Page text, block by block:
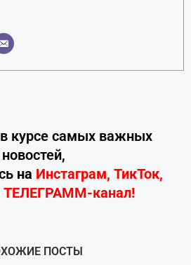
курсе самых важных
новостей,
на Инстаграм, ТикТок,
ТЕЛЕГРАММ-канал!
ПОСТЫ